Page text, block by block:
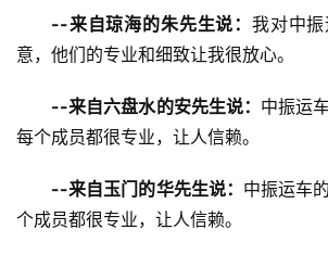
--来自琼海的朱先生说： 我对中
意，他们的专业和细致让我很放心。
--来自六盘水的安先生说： 中振运
每个成员都很专业，让人信赖。
--来自玉门的华先生说： 中振运车
个成员都很专业，让人信赖。